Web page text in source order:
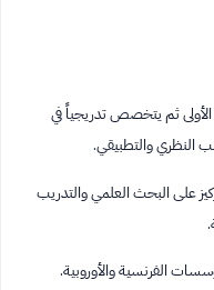
ثم يتخصص تدريجياً في
النظري والتطبيقي.
على البحث العلمي والتدريب
الفرنسية والأوروبية.